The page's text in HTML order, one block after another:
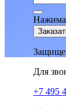
Для
+7 495